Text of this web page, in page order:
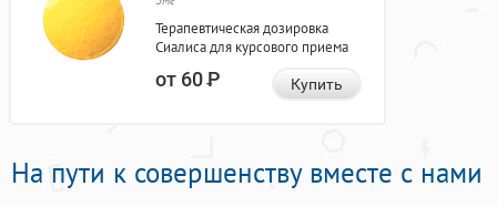
Терапевтическая дозировка
Сиалиса для курсового приема
от 60Р Купить
На пути к совершенству вместе с нами